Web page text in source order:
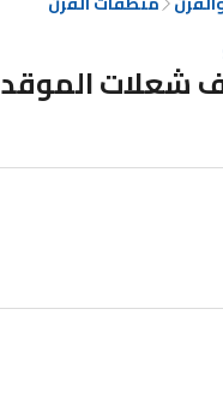
الموقد 500 ملل